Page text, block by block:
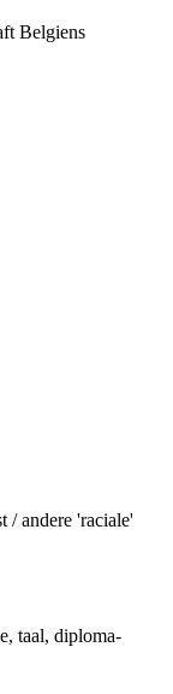
Belgiens
/ andere 'raciale'
taal, diploma-